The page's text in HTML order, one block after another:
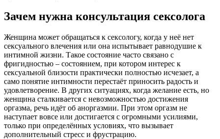
Зачем нужна консультация сексолога
Женщина может обращаться к сексологу, когда у неё нет
сексуального влечения или она испытывает равнодушие к
интимной жизни. Такое состояние часто связано с
фригидностью – состоянием, при котором интерес к
сексуальной близости практически полностью исчезает, а
само понятие интимности перестаёт приносить радость и
удовлетворение. В других ситуациях, когда желание есть, но
женщина сталкивается с невозможностью достижения
оргазма, речь идёт об аноргазмии. При этом оргазм не
наступает вовсе или достигается с огромными усилиями,
только при определённых условиях, что вызывает
дополнительный стресс и фрустрацию.